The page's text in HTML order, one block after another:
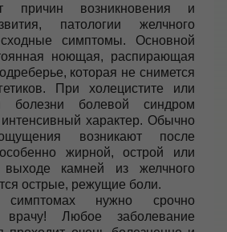
причин возникновения и
патологии желчного
симптомы. Основной
ноющая, распирающая
которая не снимется
При холецистите или
болезни болевой синдром
характер. Обычно
возникают после
жирной, острой или
камней из желчного
острые, режущие боли.
нужно срочно
Любое заболевание